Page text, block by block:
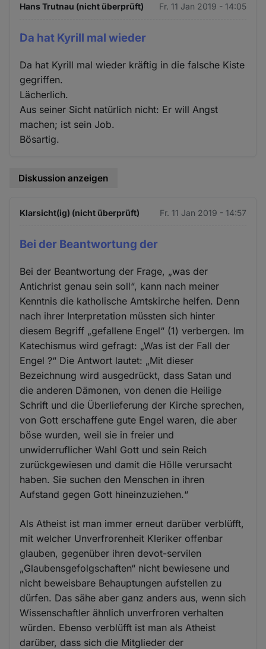
Hans Trutnau (nicht überprüft) Fr. 11 Jan 2019 - 14:05
Da hat Kyrill mal wieder
Da hat Kyrill mal wieder kräftig in die falsche Kiste
gegriffen.
Lächerlich.
Aus seiner Sicht natürlich nicht: Er will Angst
machen; ist sein Job.
Bösartig.
Diskussion anzeigen
Klarsicht(ig) (nicht überprüft) Fr. 11 Jan 2019 - 14:57
Bei der Beantwortung der
Bei der Beantwortung der Frage, „was der
Antichrist genau sein soll“, kann nach meiner
Kenntnis die katholische Amtskirche helfen. Denn
nach ihrer Interpretation müssten sich hinter
diesem Begriff „gefallene Engel“ (1) verbergen. Im
Katechismus wird gefragt: „Was ist der Fall der
Engel ?“ Die Antwort lautet: „Mit dieser
Bezeichnung wird ausgedrückt, dass Satan und
die anderen Dämonen, von denen die Heilige
Schrift und die Überlieferung der Kirche sprechen,
von Gott erschaffene gute Engel waren, die aber
böse wurden, weil sie in freier und
unwiderruflicher Wahl Gott und sein Reich
zurückgewiesen und damit die Hölle verursacht
haben. Sie suchen den Menschen in ihren
Aufstand gegen Gott hineinzuziehen.“
Als Atheist ist man immer erneut darüber verblüfft,
mit welcher Unverfrorenheit Kleriker offenbar
glauben, gegenüber ihren devot-servilen
„Glaubensgefolgschaften“ nicht bewiesene und
nicht beweisbare Behauptungen aufstellen zu
dürfen. Das sähe aber ganz anders aus, wenn sich
Wissenschaftler ähnlich unverfroren verhalten
würden. Ebenso verblüfft ist man als Atheist
darüber, dass sich die Mitglieder der